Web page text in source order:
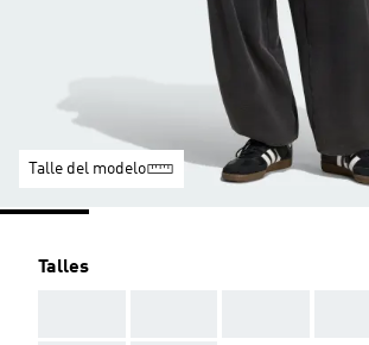
Talle del modelo
Talles